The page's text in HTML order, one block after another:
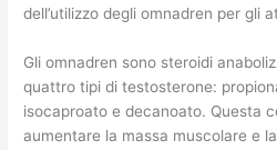
dell’utilizzo degli omnadren per gli
Gli omnadren sono steroidi
quattro tipi di testosterone:
isocaproato e decanoato. Questa
aumentare la massa muscolare e